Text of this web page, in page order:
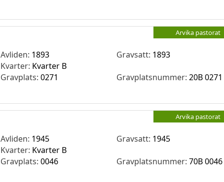
Arvika pastorat
Avliden: 1893 Gravsatt: 1893
Kvarter: Kvarter B
Gravplats:0271 Gravplatsnummer: 20B 0271
Arvika pastorat
Avliden: 1945 Gravsatt: 1945
Kvarter: Kvarter B
Gravplats:0046 Gravplatsnummer: 70B 0046